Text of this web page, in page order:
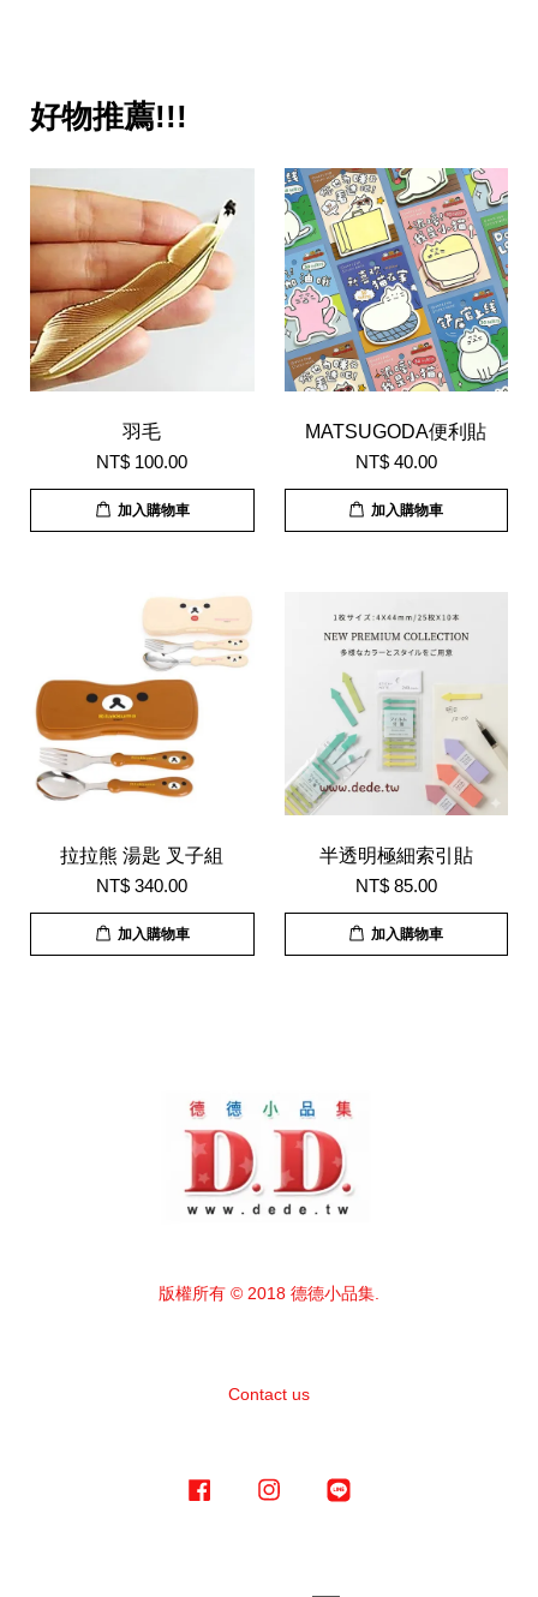
好物推薦!!!
羽毛
NT$ 100.00
加入購物車
MATSUGODA便利貼
NT$ 40.00
加入購物車
拉拉熊 湯匙 叉子組
NT$ 340.00
加入購物車
半透明極細索引貼
NT$ 85.00
加入購物車
版權所有 © 2018 德德小品集.
Contact us
Facebook Instagram